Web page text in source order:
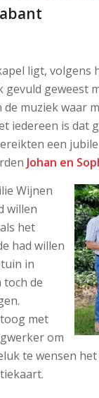
ligt, volgens
geweest
muziek waar
iedereen is dat
een
Johan en
Wijnen
willen
het
had willen
in
de
met
om
te wensen